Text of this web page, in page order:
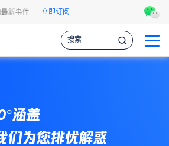
新事件，让您掌握各种情报，作出更明智的供应链
立即订阅
涵盖
们为您排忧解惑